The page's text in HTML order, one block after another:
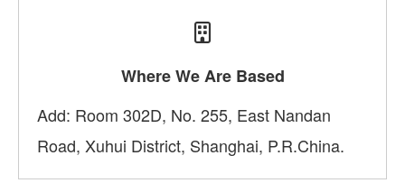
Where We Are Based
Add: Room 302D, No. 255, East Nandan
Road, Xuhui District, Shanghai, P.R.China.